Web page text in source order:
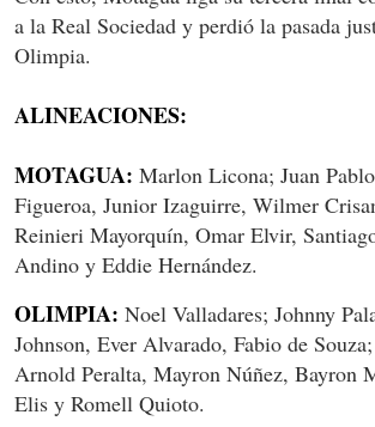
a la Real Sociedad y perdió la pasada
Olimpia.
ALINEACIONES:
MOTAGUA: Marlon Licona; Juan
Figueroa, Junior Izaguirre, Wilmer
Reinieri Mayorquín, Omar Elvir,
Andino y Eddie Hernández.
OLIMPIA: Noel Valladares; Johnny
Johnson, Ever Alvarado, Fabio de
Arnold Peralta, Mayron Núñez, Bayron
Elis y Romell Quioto.